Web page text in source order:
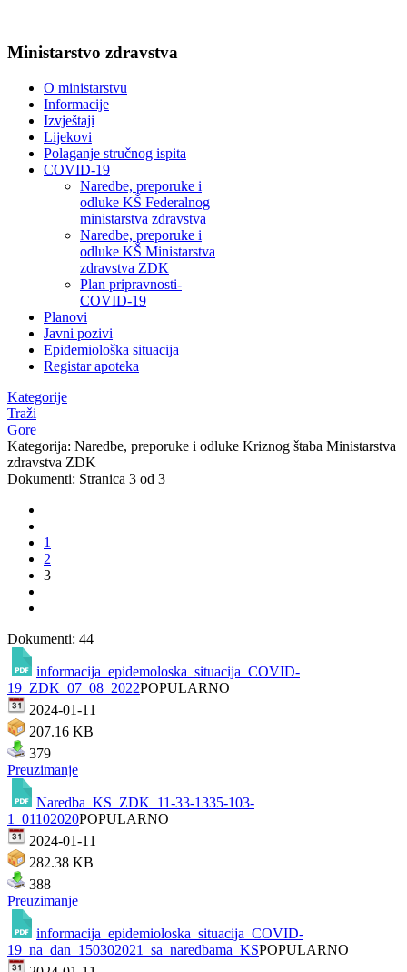
Ministarstvo zdravstva
O ministarstvu
Informacije
Izvještaji
Lijekovi
Polaganje stručnog ispita
COVID-19
Naredbe, preporuke i
odluke KŠ Federalnog
ministarstva zdravstva
Naredbe, preporuke i
odluke KŠ Ministarstva
zdravstva ZDK
Plan pripravnosti-
COVID-19
Planovi
Javni pozivi
Epidemiološka situacija
Registar apoteka
Kategorije
Traži
Gore
Kategorija: Naredbe, preporuke i odluke Kriznog štaba Ministarstva
zdravstva ZDK
Dokumenti: Stranica 3 od 3
1
2
3
Dokumenti: 44
informacija_epidemoloska_situacija_COVID-
19_ZDK_07_08_2022POPULARNO
2024-01-11
207.16 KB
379
Preuzimanje
Naredba_KS_ZDK_11-33-1335-103-
1_01102020POPULARNO
2024-01-11
282.38 KB
388
Preuzimanje
informacija_epidemioloska_situacija_COVID-
19_na_dan_150302021_sa_naredbama_KSPOPULARNO